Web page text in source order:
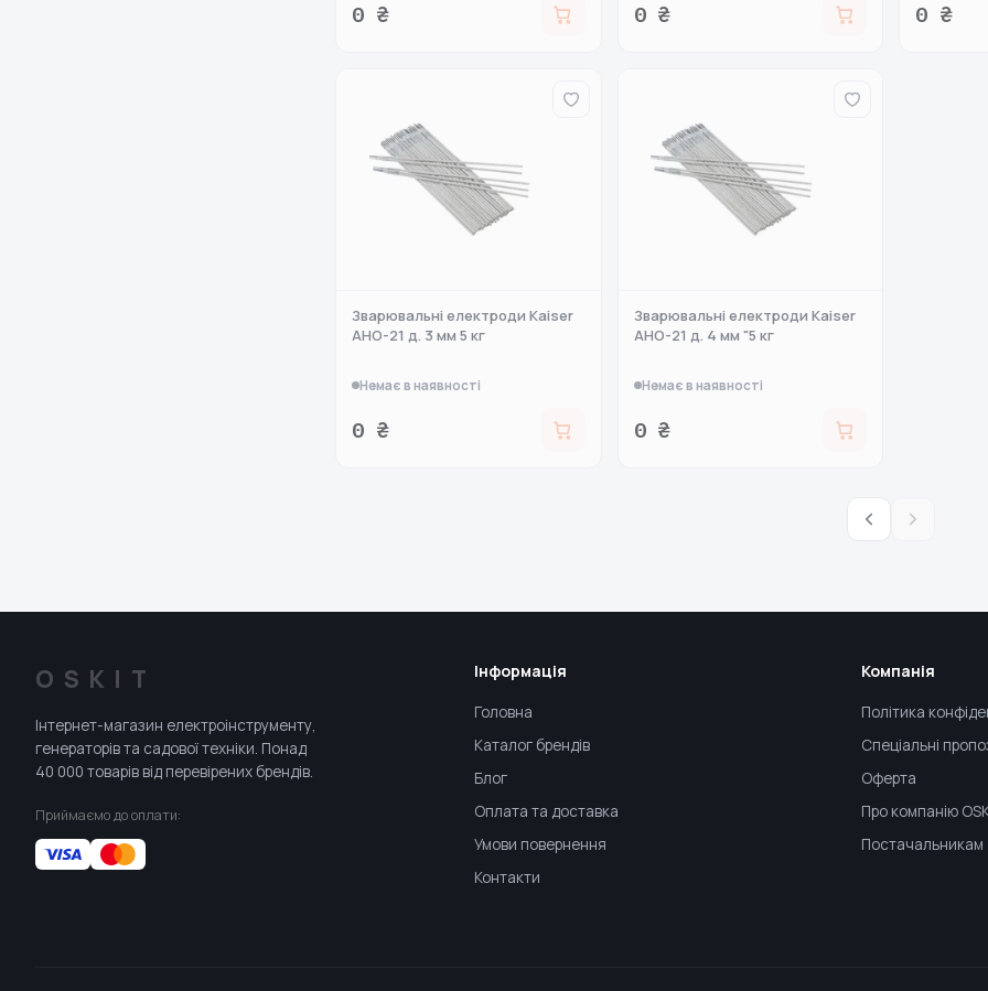
0 ₴ 0 ₴ 0 ₴
Зварювальні електроди Kaiser
АНО-21 д. 3 мм 5 кг
Немає в наявності
0 ₴
Зварювальні електроди Kaiser
АНО-21 д. 4 мм "5 кг
Немає в наявності
0 ₴
OSKIT
Інтернет-магазин електроінструменту,
генераторів та садової техніки. Понад
40 000 товарів від перевірених брендів.
Приймаємо до оплати:
Інформація
Головна
Каталог брендів
Блог
Оплата та доставка
Умови повернення
Контакти
Компанія
Політика
Спеціальні
Оферта
Про компанію
Постачальникам